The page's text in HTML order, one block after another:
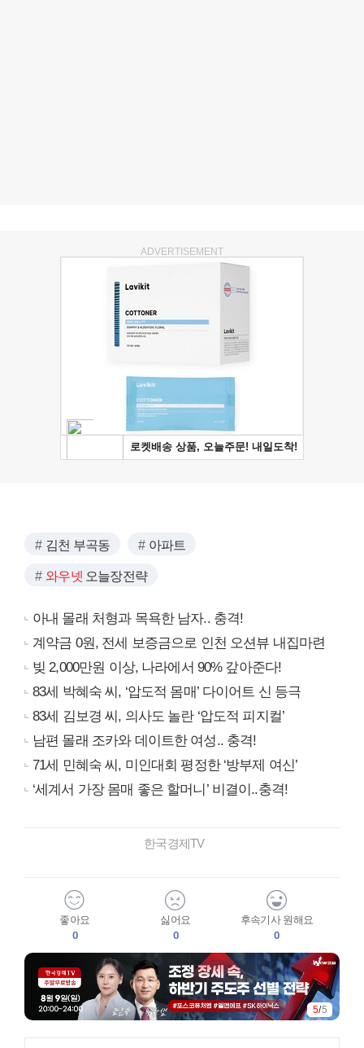
ADVERTISEMENT
김천 부곡동 아파트
와우넷 오늘장전략
아내 몰래 처형과 목욕한 남자.. 충격!
계약금 0원, 전세 보증금으로 인천 오션뷰 내집마련
빚 2,000만원 이상, 나라에서 90% 갚아준다!
83세 박혜숙 씨, ‘압도적 몸매’ 다이어트 신 등극
83세 김보경 씨, 의사도 놀란 ‘압도적 피지컬’
남편 몰래 조카와 데이트한 여성.. 충격!
71세 민혜숙 씨, 미인대회 평정한 ‘방부제 여신’
‘세계서 가장 몸매 좋은 할머니’ 비결이..충격!
한국경제TV
좋아요
0
싫어요
0
후속기사 원해요
0
5/5